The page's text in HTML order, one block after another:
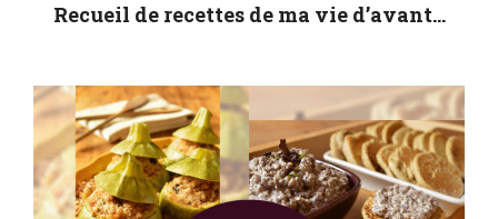
Recueil de recettes de ma vie d’avant…